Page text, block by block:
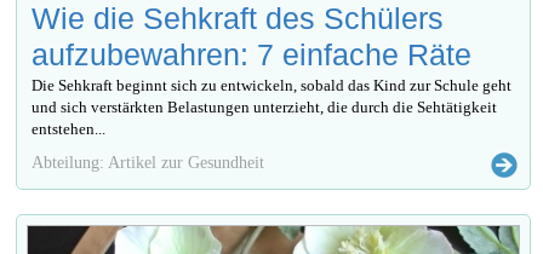
Wie die Sehkraft des Schülers
aufzubewahren: 7 einfache Räte
Die Sehkraft beginnt sich zu entwickeln, sobald das Kind zur Schule geht
und sich verstärkten Belastungen unterzieht, die durch die Sehtätigkeit
entstehen...
Abteilung: Artikel zur Gesundheit